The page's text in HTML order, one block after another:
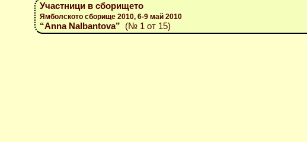
Участници в сборището
Ямболското сборище 2010, 6-9 май 2010
“Anna Nalbantova” (№ 1 от 15)